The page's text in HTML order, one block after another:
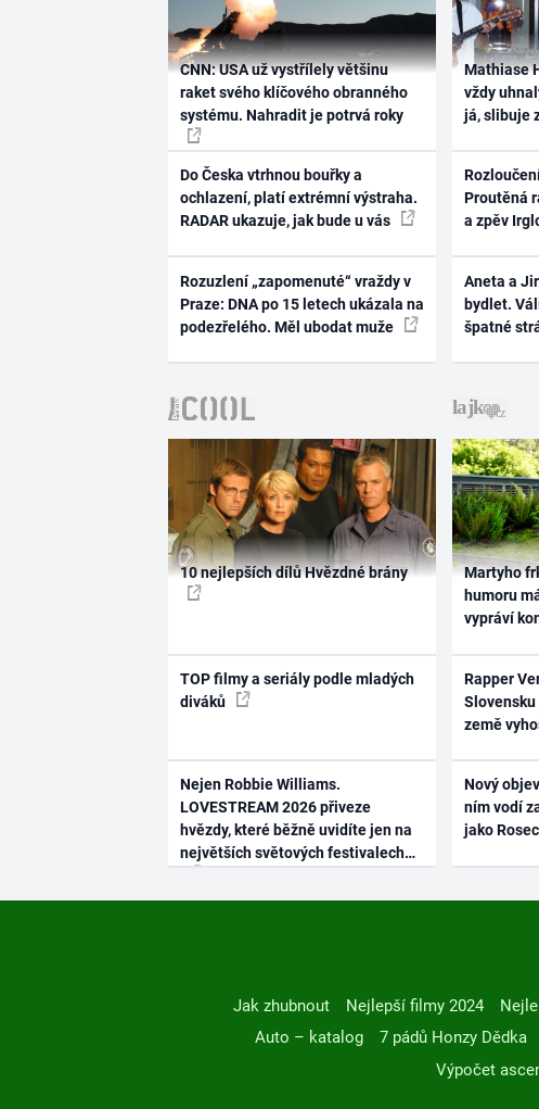
CNN: USA už vystřílely většinu
raket svého klíčového obranného
systému. Nahradit je potrvá roky
Do Česka vtrhnou bouřky a
ochlazení, platí extrémní výstraha.
RADAR ukazuje, jak bude u vás
Rozuzlení „zapomenuté“ vraždy v
Praze: DNA po 15 letech ukázala na
podezřelého. Měl ubodat muže
Mathiase
vždy
já, slibuje
Proutěná
a zpěv
Aneta a
bydlet.
špatné
10 nejlepších dílů Hvězdné brány
TOP filmy a seriály podle mladých
diváků
Nejen Robbie Williams.
LOVESTREAM 2026 přiveze
hvězdy, které běžně uvidíte jen na
největších světových festivalech
Martyho
humoru
vypráví
Rapper
Slovensku
země
Nový
ním vodí
jako
Jak zhubnout Nejlepší filmy 2024
Auto – katalog
7 pádů Honzy Dědka
Výpočet